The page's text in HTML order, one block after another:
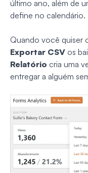
último ano, além de
define no calendário.
Quando você quiser
Exportar CSV os
Relatório cria uma
entregar a alguém